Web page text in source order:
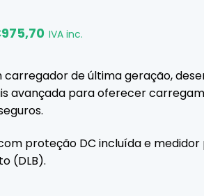
975,70 Price range:
IVA inc.
carregador de última geração,
avançada para oferecer
proteção DC incluída e medidor
(DLB).